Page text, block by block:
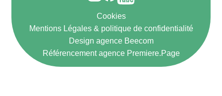
Cookies
Mentions Légales & politique de confidentialité
Design agence Beecom
Référencement agence Premiere.Page